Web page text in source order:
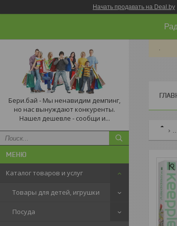
Начать продавать на Deal.by
Бери.бай - Мы ненавидим демпинг,
но нас вынуждают конкуренты.
Нашел дешевле - сообщи и...
Каталог товаров и услуг
Товары для детей, игрушки
Посуда
.